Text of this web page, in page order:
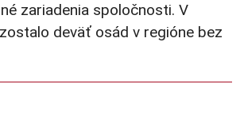
zariadenia spoločnosti. V
deväť osád v regióne bez